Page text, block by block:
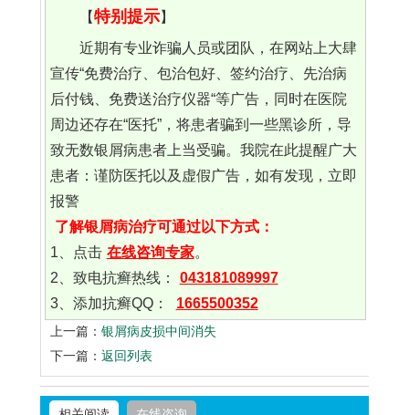
【特别提示】
近期有专业诈骗人员或团队，在网站上大肆
宣传“免费治疗、包治包好、签约治疗、先治病
后付钱、免费送治疗仪器“等广告，同时在医院
周边还存在“医托”，将患者骗到一些黑诊所，导
致无数银屑病患者上当受骗。我院在此提醒广大
患者：谨防医托以及虚假广告，如有发现，立即
报警
了解银屑病治疗可通过以下方式：
1、点击 在线咨询专家。
2、致电抗癣热线：
043181089997
3、添加抗癣QQ：
1665500352
上一篇： 银屑病皮损中间消失
下一篇： 返回列表